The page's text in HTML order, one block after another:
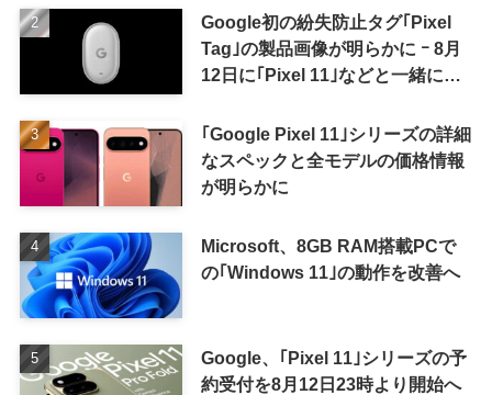
Google初の紛失防止タグ｢Pixel
Tag｣の製品画像が明らかに ｰ 8月
12日に｢Pixel 11｣などと一緒に発
｢Google Pixel 11｣シリーズの詳細
なスペックと全モデルの価格情報
が明らかに
Microsoft、8GB RAM搭載PCで
の｢Windows 11｣の動作を改善へ
Google、｢Pixel 11｣シリーズの予
約受付を8月12日23時より開始へ